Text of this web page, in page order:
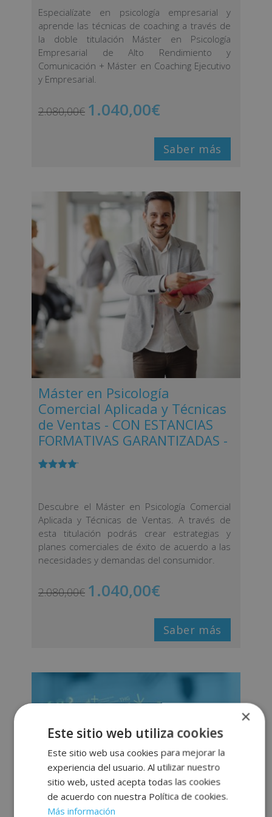
base a
valoración
de un
cliente
Especialízate en psicología empresarial y
aprende las técnicas de coaching a través de
la doble titulación Máster en Psicología
Empresarial de Alto Rendimiento y
Comunicación + Máster en Coaching Ejecutivo
y Empresarial.
2.080,00€ 1.040,00€
Saber más
Máster en Psicología
Comercial Aplicada y Técnicas
de Ventas - CON ESTANCIAS
FORMATIVAS GARANTIZADAS -
base a
de un
cliente
Descubre el Máster en Psicología Comercial
Aplicada y Técnicas de Ventas. A través de
esta titulación podrás crear estrategias y
planes comerciales de éxito de acuerdo a las
necesidades y demandas del consumidor.
2.080,00€ 1.040,00€
Saber más
×
Este sitio web utiliza cookies
Este sitio web usa cookies para mejorar la
experiencia del usuario. Al utilizar nuestro
sitio web, usted acepta todas las cookies
de acuerdo con nuestra Política de cookies.
Más información